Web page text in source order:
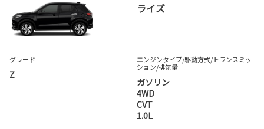
ライズ
グレード
Z
エンジンタイプ/駆動方式/トランスミッ
ション/排気量
ガソリン
4WD
CVT
1.0L